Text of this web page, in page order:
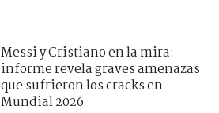
Messi y Cristiano en la mira:
informe revela graves amenazas
que sufrieron los cracks en
Mundial 2026